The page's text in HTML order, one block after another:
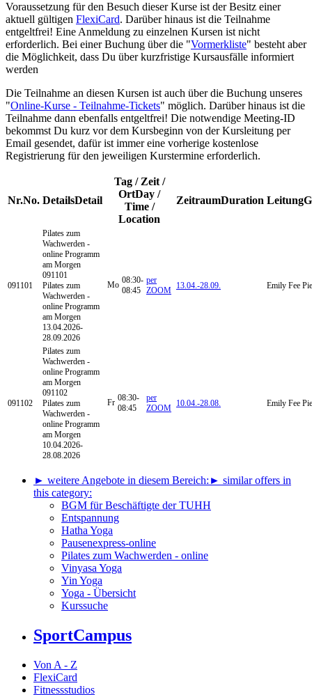
Voraussetzung für den Besuch dieser Kurse ist der Besitz einer
aktuell gültigen FlexiCard. Darüber hinaus ist die Teilnahme
entgeltfrei! Eine Anmeldung zu einzelnen Kursen ist nicht
erforderlich. Bei einer Buchung über die "Vormerkliste" besteht aber
die Möglichkeit, dass Du über kurzfristige Kursausfälle informiert
werden
Die Teilnahme an diesen Kursen ist auch über die Buchung unseres
"Online-Kurse - Teilnahme-Tickets" möglich. Darüber hinaus ist die
Teilnahme dann ebenfalls entgeltfrei! Die notwendige Meeting-ID
bekommst Du kurz vor dem Kursbeginn von der Kursleitung per
Email gesendet, dafür ist immer eine vorherige kostenlose
Registrierung für den jeweiligen Kurstermine erforderlich.
Nr.No. DetailsDetail
Tag / Zeit /
OrtDay /
Time /
Location
ZeitraumDuration Leitung
091101
Pilates zum
Wachwerden -
online Programm
am Morgen
091101
Pilates zum
Wachwerden -
online Programm
am Morgen
13.04.2026-
28.09.2026
Mo 08:30-
08:45
per
ZOOM 13.04.-28.09. Emily Fee
091102
Pilates zum
Wachwerden -
online Programm
am Morgen
091102
Pilates zum
Wachwerden -
online Programm
am Morgen
10.04.2026-
28.08.2026
Fr 08:30-
08:45
per
ZOOM 10.04.-28.08. Emily Fee
► weitere Angebote in diesem Bereich: ► similar offers in
this category:
BGM für Beschäftigte der TUHH
Entspannung
Hatha Yoga
Pausenexpress-online
Pilates zum Wachwerden - online
Vinyasa Yoga
Yin Yoga
Yoga - Übersicht
Kurssuche
SportCampus
Von A - Z
FlexiCard
Fitnessstudios